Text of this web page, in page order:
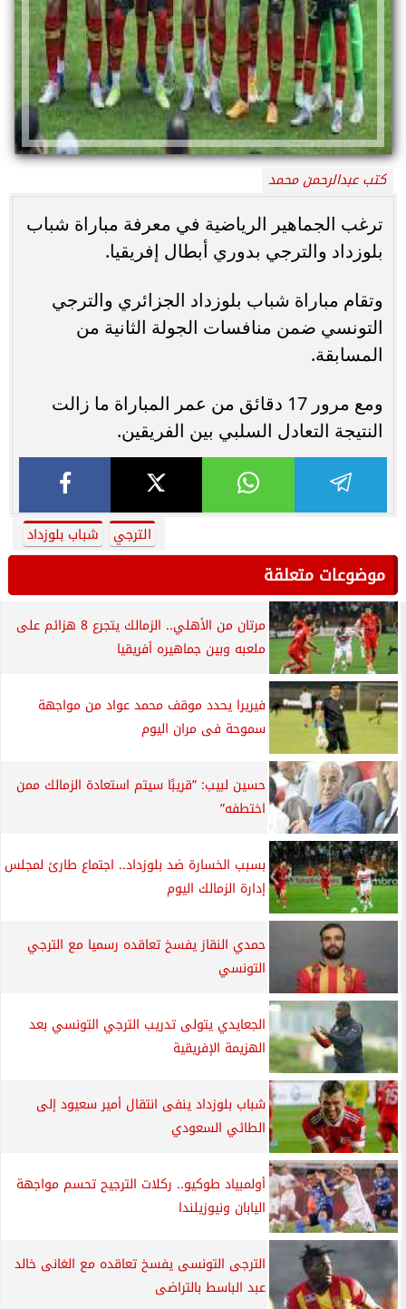
كتب عبدالرحمن محمد
ترغب الجماهير الرياضية في معرفة مباراة شباب
بلوزداد والترجي بدوري أبطال إفريقيا.
وتقام مباراة شباب بلوزداد الجزائري والترجي
التونسي ضمن منافسات الجولة الثانية من
المسابقة.
ومع مرور 17 دقائق من عمر المباراة ما زالت
النتيجة التعادل السلبي بين الفريقين.
الترجي شباب بلوزداد
موضوعات متعلقة
مرتان من الأهلي.. الزمالك يتجرع 8 هزائم على
ملعبه وبين جماهيره أفريقيا
فيريرا يحدد موقف محمد عواد من مواجهة
سموحة فى مران اليوم
حسين لبيب: ”قريبًا سيتم استعادة الزمالك ممن
اختطفه”
بسبب الخسارة ضد بلوزداد.. اجتماع طارئ لمجلس
إدارة الزمالك اليوم
حمدي النقاز يفسخ تعاقده رسميا مع الترجي
التونسي
الجعايدي يتولى تدريب الترجي التونسي بعد
الهزيمة الإفريقية
شباب بلوزداد ينفى انتقال أمير سعيود إلى
الطائي السعودي
أولمبياد طوكيو.. ركلات الترجيح تحسم مواجهة
اليابان ونيوزيلندا
الترجى التونسى يفسخ تعاقده مع الغانى خالد
عبد الباسط بالتراضى